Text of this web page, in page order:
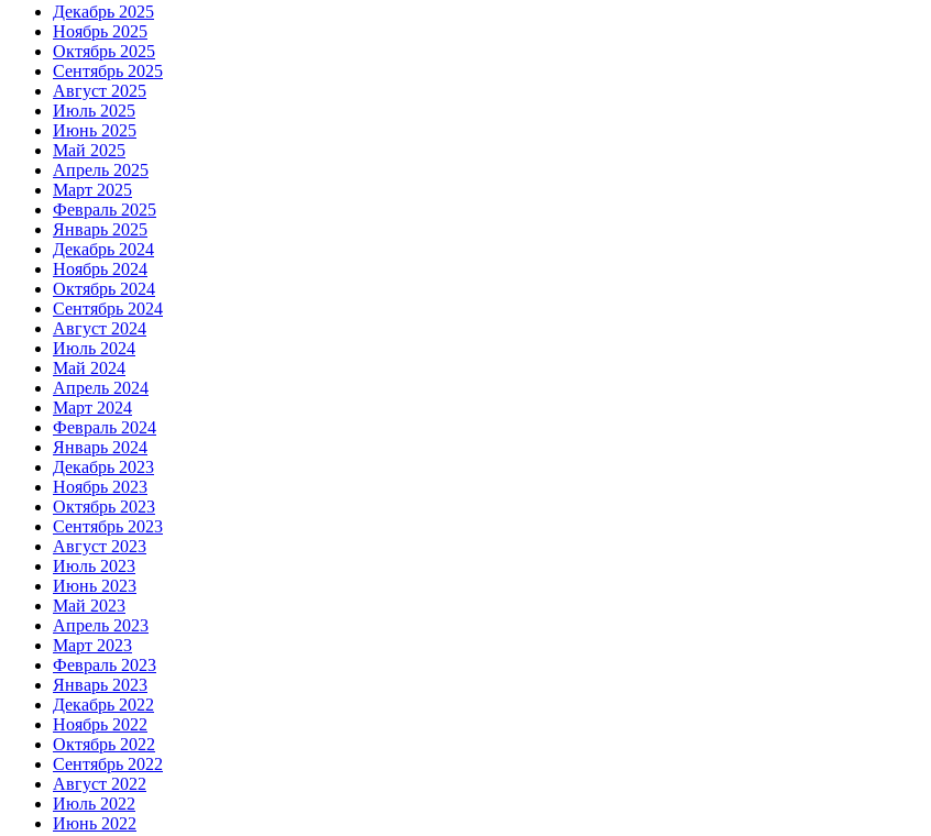
Декабрь 2025
Ноябрь 2025
Октябрь 2025
Сентябрь 2025
Август 2025
Июль 2025
Июнь 2025
Май 2025
Апрель 2025
Март 2025
Февраль 2025
Январь 2025
Декабрь 2024
Ноябрь 2024
Октябрь 2024
Сентябрь 2024
Август 2024
Июль 2024
Май 2024
Апрель 2024
Март 2024
Февраль 2024
Январь 2024
Декабрь 2023
Ноябрь 2023
Октябрь 2023
Сентябрь 2023
Август 2023
Июль 2023
Июнь 2023
Май 2023
Апрель 2023
Март 2023
Февраль 2023
Январь 2023
Декабрь 2022
Ноябрь 2022
Октябрь 2022
Сентябрь 2022
Август 2022
Июль 2022
Июнь 2022